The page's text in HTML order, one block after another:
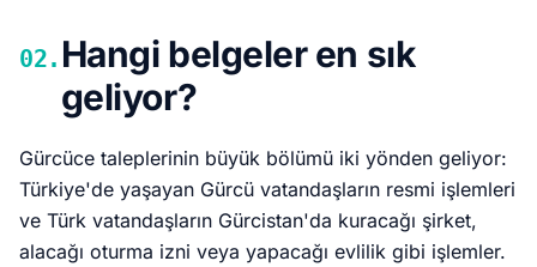
02. Hangi belgeler en sık
geliyor?
Gürcüce taleplerinin büyük bölümü iki yönden geliyor:
Türkiye'de yaşayan Gürcü vatandaşların resmi işlemleri
ve Türk vatandaşların Gürcistan'da kuracağı şirket,
alacağı oturma izni veya yapacağı evlilik gibi işlemler.